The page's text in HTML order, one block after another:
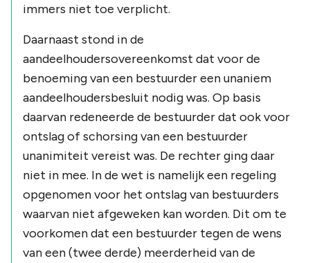
immers niet toe verplicht.
Daarnaast stond in de
aandeelhoudersovereenkomst dat voor de
benoeming van een bestuurder een unaniem
aandeelhoudersbesluit nodig was. Op basis
daarvan redeneerde de bestuurder dat ook voor
ontslag of schorsing van een bestuurder
unanimiteit vereist was. De rechter ging daar
niet in mee. In de wet is namelijk een regeling
opgenomen voor het ontslag van bestuurders
waarvan niet afgeweken kan worden. Dit om te
voorkomen dat een bestuurder tegen de wens
van een (twee derde) meerderheid van de